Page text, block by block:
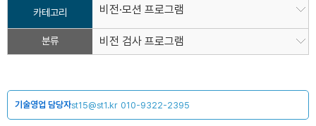
카테고리 비전·모션 프로그램
분류 비전 검사 프로그램
기술영업 담당자st15@st1.kr 010-9322-2395